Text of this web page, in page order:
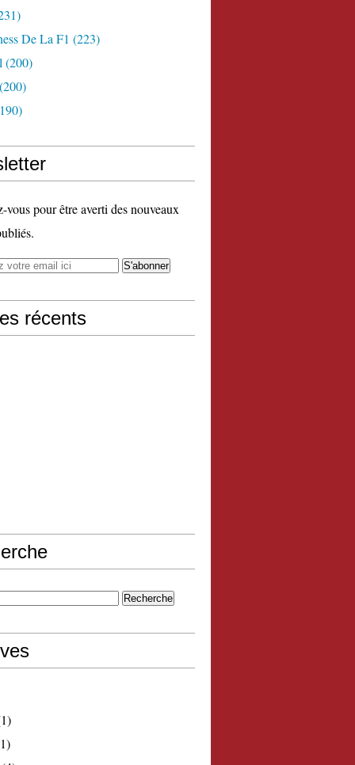
De La F1 (223)
(200)
vous pour être averti des nouveaux
récents